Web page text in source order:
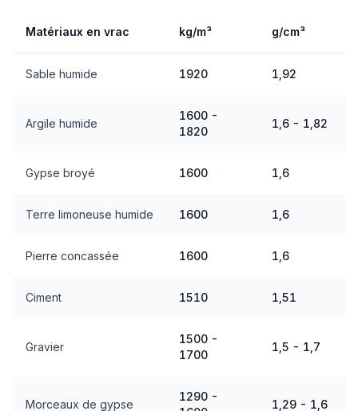
Matériaux en vrac kg/m³ g/cm³
Sable humide 1920 1,92
Argile humide
1600 -
1820
1,6 - 1,82
Gypse broyé 1600 1,6
Terre limoneuse humide 1600 1,6
Pierre concassée 1600 1,6
Ciment 1510 1,51
Gravier
1500 -
1700
1,5 - 1,7
Morceaux de gypse
1290 -
1,29 - 1,6